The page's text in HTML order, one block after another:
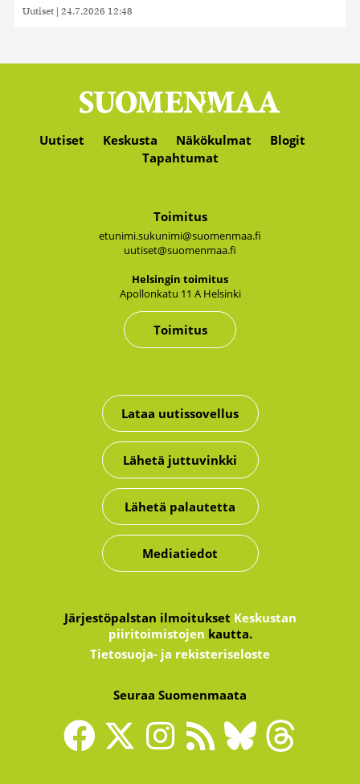
Uutiset | 24.7.2026 12:48
Uutiset Keskusta Näkökulmat
Blogit
Tapahtumat
Toimitus
etunimi.sukunimi@suomenmaa.fi
uutiset@suomenmaa.fi
Hel­sin­gin toi­mi­tus
Apol­lon­ka­tu 11 A Hel­sin­ki
Toimitus
Lataa uutissovellus
Lähetä juttuvinkki
Lähetä palautetta
Mediatiedot
Järjestöpalstan ilmoitukset Keskustan
piiritoimistojen kautta.
Tietosuoja- ja rekisteriseloste
Seuraa Suomenmaata